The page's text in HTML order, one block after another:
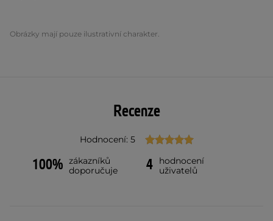
Obrázky mají pouze ilustrativní charakter.
Recenze
Hodnocení: 5
100% zákazníků
doporučuje
4
hodnocení
uživatelů